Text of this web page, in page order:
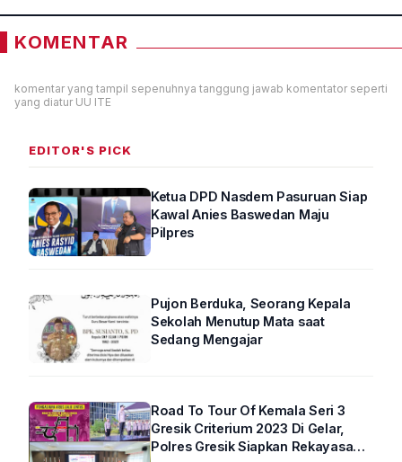
KOMENTAR
komentar yang tampil sepenuhnya tanggung jawab komentator seperti
yang diatur UU ITE
EDITOR'S PICK
Ketua DPD Nasdem Pasuruan Siap
Kawal Anies Baswedan Maju
Pilpres
Pujon Berduka, Seorang Kepala
Sekolah Menutup Mata saat
Sedang Mengajar
Road To Tour Of Kemala Seri 3
Gresik Criterium 2023 Di Gelar,
Polres Gresik Siapkan Rekayasa